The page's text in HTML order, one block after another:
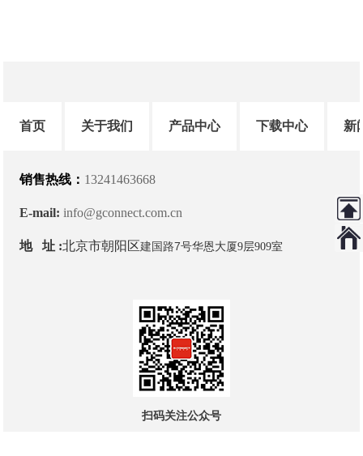
首页 关于我们 产品中心 下载中心 新
销售热线： 13241463668
E-mail:info@gconnect.com.cn
地 址 :北京市朝阳区建国路7号华恩大厦9层909室
扫码关注公众号